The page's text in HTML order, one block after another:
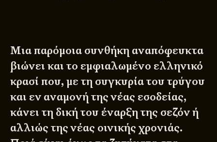
Μια παρόμοια συνθήκη αναπόφευκτα
βιώνει και το εμφιαλωμένο ελληνικό
κρασί που, με τη συγκυρία του τρύγου
και εν αναμονή της νέας εσοδείας,
κάνει τη δική του έναρξη της σεζόν ή
αλλιώς της νέας οινικής χρονιάς.